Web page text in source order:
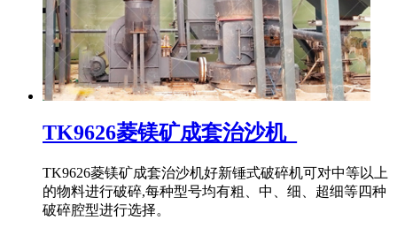
TK9626菱镁矿成套治沙机_
TK9626菱镁矿成套治沙机好新锤式破碎机可对中等以上
的物料进行破碎,每种型号均有粗、中、细、超细等四种
破碎腔型进行选择。